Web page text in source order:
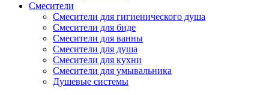
Good Door
Grohe(12)
iRegio(5)
Lavinia Boho(47)
Lavinia Boho Set(0)
Niagara(34)
Roca(31)
WasserKraft(59)
Смесители
Смесители для гигиенического душа
Смесители для биде
Смесители для ванны
Смесители для душа
Смесители для кухни
Смесители для умывальника
Душевые системы